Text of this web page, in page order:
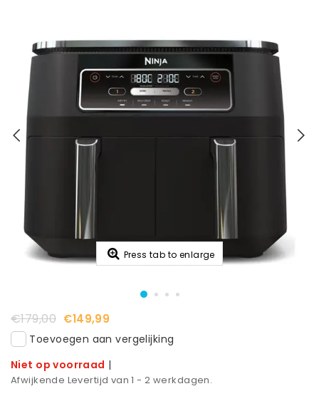
Press tab to enlarge
€179,00 €149,99
Toevoegen aan vergelijking
Niet op voorraad |
Afwijkende Levertijd van 1 - 2 werkdagen.